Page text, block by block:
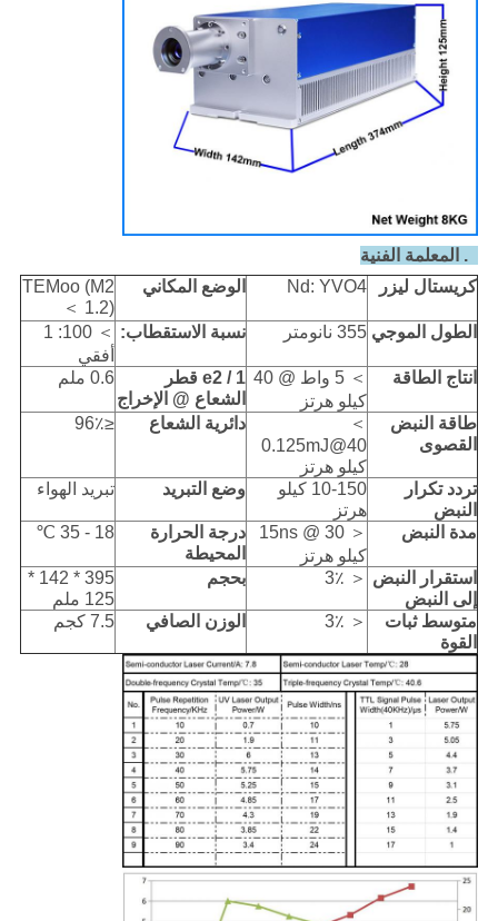
كريستال ليزر
Nd: YVO4 الوضع المكاني
TEMoo (M2
＜ 1.2)
الطول الموجي 355 نانومتر نسبة الاستقطاب:
＞ 100: 1
أفقي
انتاج الطاقة
＞ 5 واط @ 40
كيلو هرتز
1 / e2 قطر
الشعاع @ الإخراج
0.6 ملم
طاقة النبض
القصوى
＞
0.125mJ@40
كيلو هرتز
دائرية الشعاع ≤96٪
تردد تكرار
النبض
10-150 كيلو
هرتز
وضع التبريد تبريد الهواء
مدة النبض
＜ 15ns @ 30
كيلو هرتز
درجة الحرارة
المحيطة
18 - 35 ℃
استقرار النبض
إلى النبض
＜ 3٪ بحجم
395 * 142 *
125 ملم
متوسط ​​ثبات
القوة
＜ 3٪ الوزن الصافي 7.5 كجم